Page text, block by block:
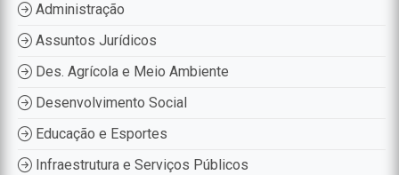
Administração
Assuntos Jurídicos
Des. Agrícola e Meio Ambiente
Desenvolvimento Social
Educação e Esportes
Infraestrutura e Serviços Públicos